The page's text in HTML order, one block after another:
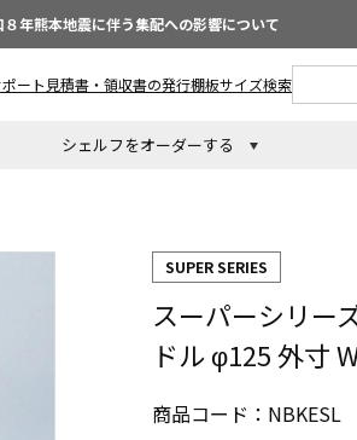
８年熊本地震に伴う集配への影響について
ート 見積書・領収書の発行棚板サイズ検索
シェルフをオーダーする
SUPER SERIES
スーパーシリー
ドル φ125 外寸
商品コード：NBKESL